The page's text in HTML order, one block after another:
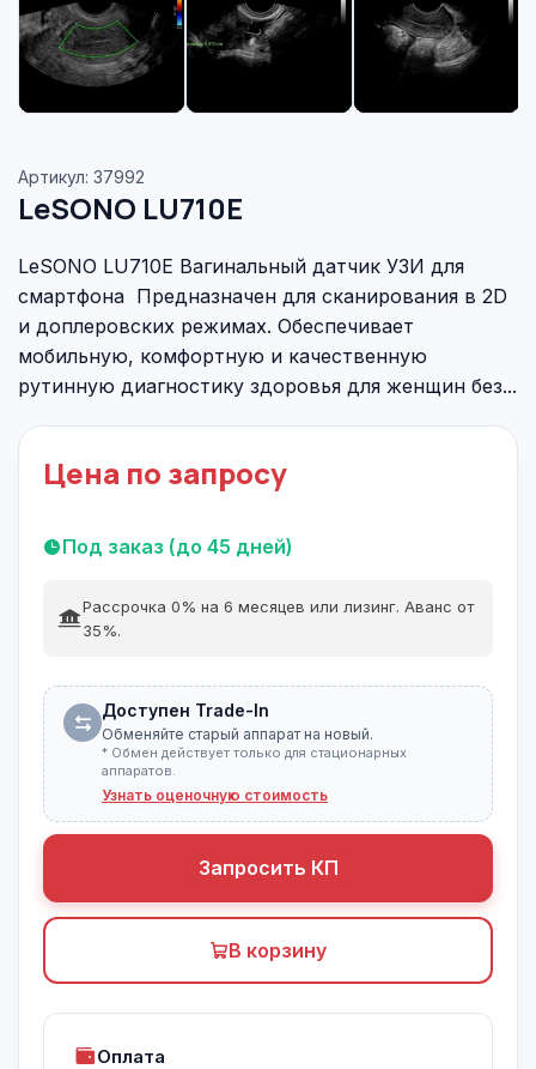
Артикул: 37992
LeSONO LU710E
LeSONO LU710E Вагинальный датчик УЗИ для
смартфона Предназначен для сканирования в 2D
и доплеровских режимах. Обеспечивает
мобильную, комфортную и качественную
рутинную диагностику здоровья для женщин без...
Цена по запросу
Под заказ (до 45 дней)
Рассрочка 0% на 6 месяцев или лизинг. Аванс от
35%.
Доступен Trade-In
Обменяйте старый аппарат на новый.
* Обмен действует только для стационарных
аппаратов.
Узнать оценочную стоимость
Запросить КП
В корзину
Оплата